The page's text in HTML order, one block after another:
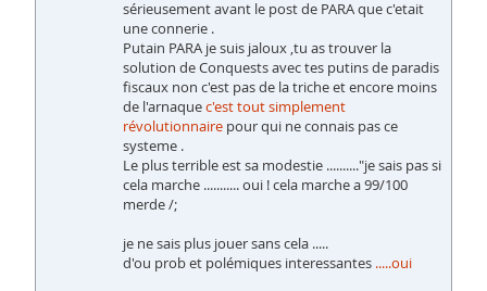
sérieusement avant le post de PARA que c'etait
une connerie .
Putain PARA je suis jaloux ,tu as trouver la
solution de Conquests avec tes putins de paradis
fiscaux non c'est pas de la triche et encore moins
de l'arnaquec'est tout simplement
révolutionnaire pour qui ne connais pas ce
systeme .
Le plus terrible est sa modestie .........."je sais pas si
cela marche ........... oui ! cela marche a 99/100
merde /;
je ne sais plus jouer sans cela .....
d'ou prob et polémiques interessantes .....oui